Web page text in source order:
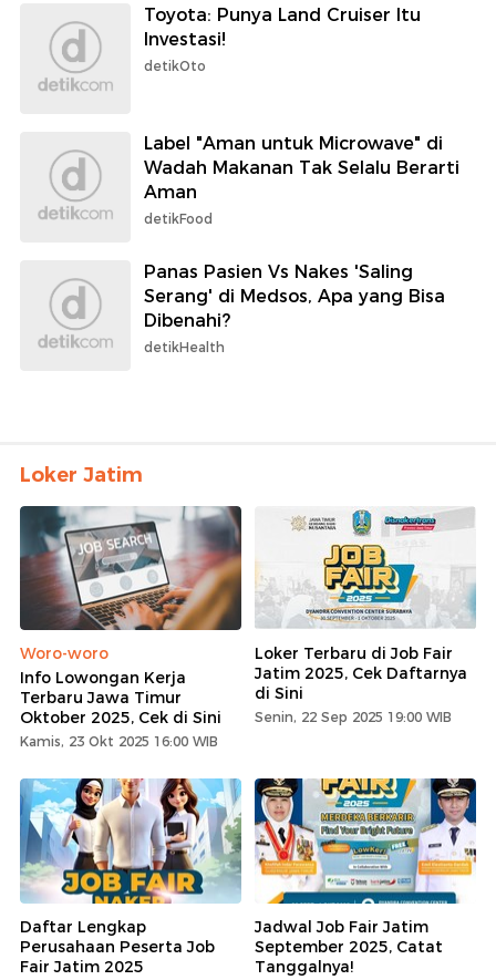
Toyota: Punya Land Cruiser Itu
Investasi!
detikOto
Label "Aman untuk Microwave" di
Wadah Makanan Tak Selalu Berarti
Aman
detikFood
Panas Pasien Vs Nakes 'Saling
Serang' di Medsos, Apa yang Bisa
Dibenahi?
detikHealth
Loker Jatim
Woro-woro
Info Lowongan Kerja
Terbaru Jawa Timur
Oktober 2025, Cek di Sini
Kamis, 23 Okt 2025 16:00 WIB
Loker Terbaru di Job Fair
Jatim 2025, Cek Daftarnya
di Sini
Senin, 22 Sep 2025 19:00 WIB
Daftar Lengkap
Perusahaan Peserta Job
Fair Jatim 2025
Jadwal Job Fair Jatim
September 2025, Catat
Tanggalnya!